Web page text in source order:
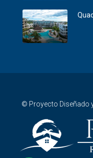
© Proyecto Diseñado